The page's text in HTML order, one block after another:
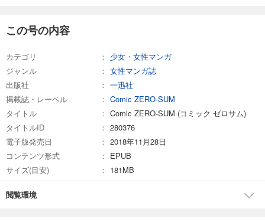
509
あらすじを表示する
カート
あらすじを表示する
Comic ZERO-SUM (コミック ゼロサム) 2025年5月号[雑誌]
この号の内容
カテゴリ
少女・女性マンガ
ジャンル
女性マンガ誌
出版社
一迅社
掲載誌・レーベル
Comic ZERO-SUM
タイトル
Comic ZERO-SUM (コミック ゼロサム)
タイトルID
280376
電子版発売日
2018年11月28日
コンテンツ形式
EPUB
サイズ(目安)
181MB
閲覧環境